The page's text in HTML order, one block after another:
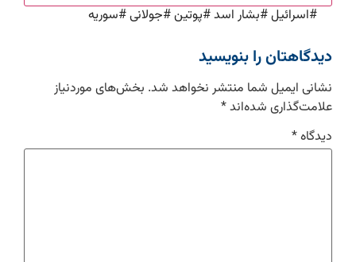
#اسرائیل#بشار اسد#پوتین#جولانی#سوریه
دیدگاهتان را بنویسید
نشانی ایمیل شما منتشر نخواهد شد. بخش‌های موردنیاز
علامت‌گذاری شده‌اند*
دیدگاه*